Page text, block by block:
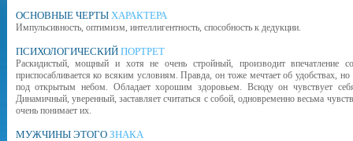
ОСНОВНЫЕ ЧЕРТЫ ХАРАКТЕРА
Импульсивность, оптимизм, интеллигентность, способность к дедукции.
ПСИХОЛОГИЧЕСКИЙ ПОРТРЕТ
Раскидистый, мощный и хотя не очень стройный, про­изводит впечатление
приспосабливается ко всяким условиям. Правда, он тоже мечтает об удобствах,
под открытым небом. Обладает хорошим здоровьем. Всюду он чувствует
Динамичный, уверенный, заставляет считаться с собой, одновременно весьма
очень понимает их.
МУЖЧИНЫ ЭТОГО ЗНАКА